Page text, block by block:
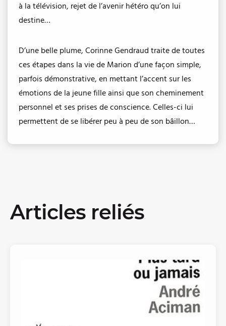
à la télévision, rejet de l’avenir hétéro qu’on lui
destine…
D’une belle plume, Corinne Gendraud traite de toutes
ces étapes dans la vie de Marion d’une façon simple,
parfois démonstrative, en mettant l’accent sur les
émotions de la jeune fille ainsi que son cheminement
personnel et ses prises de conscience. Celles-ci lui
permettent de se libérer peu à peu de son bâillon…
Articles reliés